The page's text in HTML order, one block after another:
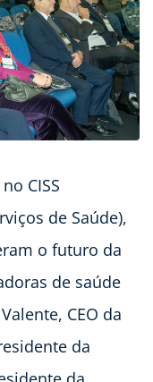
CISS
de Saúde),
o futuro da
de saúde
CEO da
da